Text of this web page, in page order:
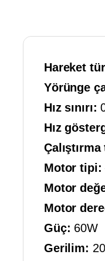
Hareket
Yörünge
Hız sınırı:
Hız
Motor tipi:
Motor
Motor
Güç: 60W
Gerilim: